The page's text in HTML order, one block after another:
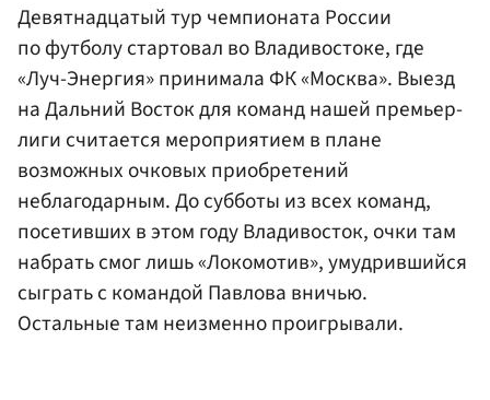
Девятнадцатый тур чемпионата России
по футболу стартовал во Владивостоке, где
«Луч-Энергия» принимала ФК «Москва». Выезд
на Дальний Восток для команд нашей премьер-
лиги считается мероприятием в плане
возможных очковых приобретений
неблагодарным. До субботы из всех команд,
посетивших в этом году Владивосток, очки там
набрать смог лишь «Локомотив», умудрившийся
сыграть с командой Павлова вничью.
Остальные там неизменно проигрывали.